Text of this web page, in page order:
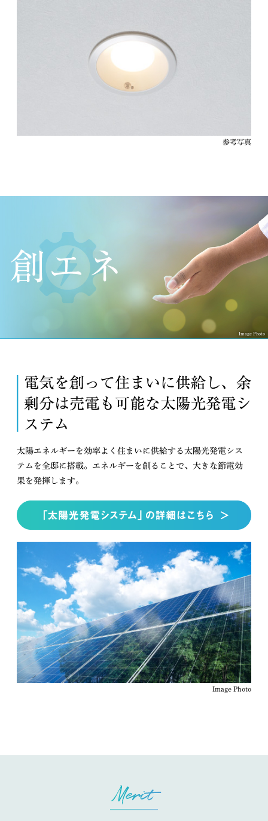
参考写真
Image Photo
太陽エネルギーを効率よく住まいに供給する太陽光発電シス
テムを全邸に搭載。エネルギーを創ることで、大きな節電効
果を発揮します。
Image Photo